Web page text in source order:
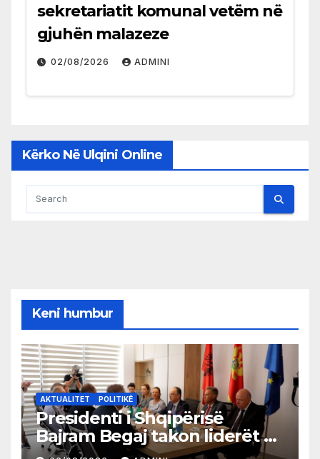
sekretariatit komunal vetëm në
gjuhën malazeze
02/08/2026 ADMINI
Kërko Në Ulqini Online
Keni humbur
AKTUALITET POLITIKË
Presidenti i Shqipërisë
Bajram Begaj takon liderët e
partive shqiptare në Ulqin